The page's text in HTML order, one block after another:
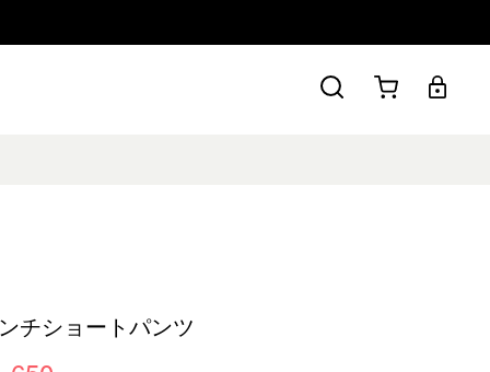
チショートパンツ